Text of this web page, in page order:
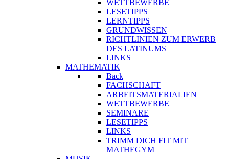
WETTBEWERBE
LESETIPPS
LERNTIPPS
GRUNDWISSEN
RICHTLINIEN ZUM ERWERB
DES LATINUMS
LINKS
MATHEMATIK
Back
FACHSCHAFT
ARBEITSMATERIALIEN
WETTBEWERBE
SEMINARE
LESETIPPS
LINKS
TRIMM DICH FIT MIT
MATHEGYM